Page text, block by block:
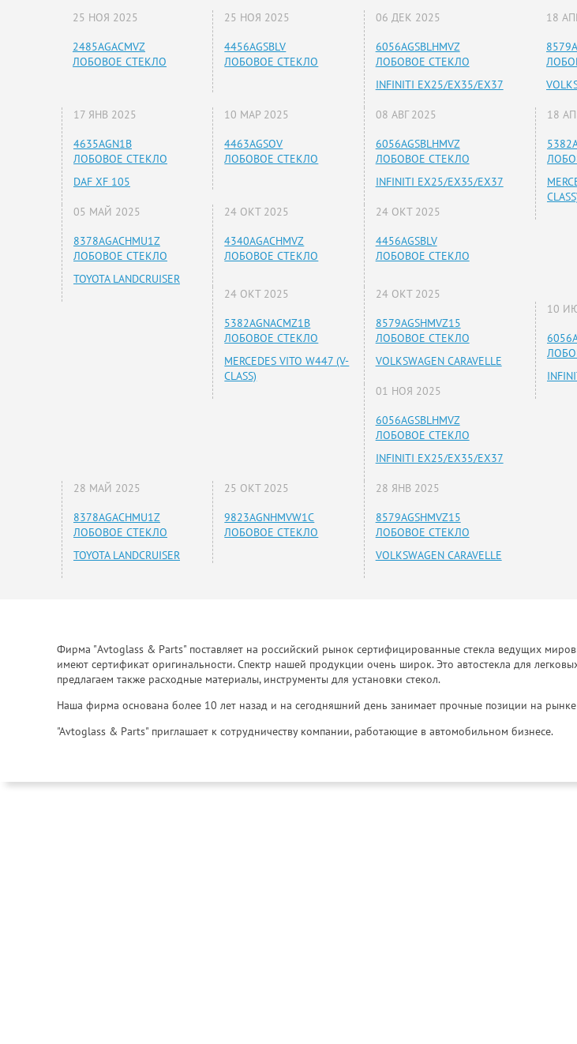
25 НОЯ 2025
2485AGACMVZ
ЛОБОВОЕ СТЕКЛО
25 НОЯ 2025
4456AGSBLV
ЛОБОВОЕ СТЕКЛО
06 ДЕК 2025
6056AGSBLHMVZ
ЛОБОВОЕ СТЕКЛО
INFINITI EX25/EX35/EX37
17 ЯНВ 2025
4635AGN1B
ЛОБОВОЕ СТЕКЛО
DAF XF 105
10 МАР 2025
4463AGSOV
ЛОБОВОЕ СТЕКЛО
08 АВГ 2025
6056AGSBLHMVZ
ЛОБОВОЕ СТЕКЛО
INFINITI EX25/EX35/EX37
05 МАЙ 2025
8378AGACHMU1Z
ЛОБОВОЕ СТЕКЛО
TOYOTA LANDCRUISER
24 ОКТ 2025
4340AGACHMVZ
ЛОБОВОЕ СТЕКЛО
24 ОКТ 2025
4456AGSBLV
ЛОБОВОЕ СТЕКЛО
24 ОКТ 2025
5382AGNACMZ1B
ЛОБОВОЕ СТЕКЛО
MERCEDES VITO W447 (V-
CLASS)
24 ОКТ 2025
8579AGSHMVZ15
ЛОБОВОЕ СТЕКЛО
VOLKSWAGEN CARAVELLE
01 НОЯ 2025
6056AGSBLHMVZ
ЛОБОВОЕ СТЕКЛО
INFINITI EX25/EX35/EX37
28 МАЙ 2025
8378AGACHMU1Z
ЛОБОВОЕ СТЕКЛО
TOYOTA LANDCRUISER
25 ОКТ 2025
9823AGNHMVW1C
ЛОБОВОЕ СТЕКЛО
28 ЯНВ 2025
8579AGSHMVZ15
ЛОБОВОЕ СТЕКЛО
VOLKSWAGEN CARAVELLE
18
18
10
Фирма "Avtoglass & Parts" поставляет на российский рынок сертифицированные стекла ведущих
имеют сертификат оригинальности. Спектр нашей продукции очень широк. Это автостекла для
предлагаем также расходные материалы, инструменты для установки стекол.
Наша фирма основана более 10 лет назад и на сегодняшний день занимает прочные позиции на
"Avtoglass & Parts" приглашает к сотрудничеству компании, работающие в автомобильном бизнесе.